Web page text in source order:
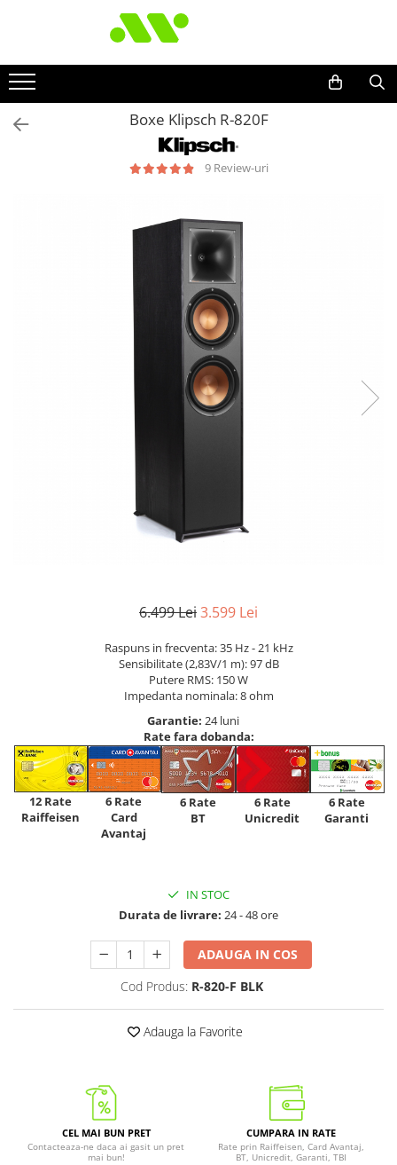
Boxe Klipsch R-820F
9 Review-uri
6.499 Lei3.599 Lei
Raspuns in frecventa: 35 Hz - 21 kHz
Sensibilitate (2,83V/1 m): 97 dB
Putere RMS: 150 W
Impedanta nominala: 8 ohm
Garantie: 24 luni
Rate fara dobanda:
12 Rate
Raiffeisen
6 Rate
Card
Avantaj
6 Rate
BT
6 Rate
Unicredit
6 Rate
Garanti
IN STOC
Durata de livrare: 24 - 48 ore
ADAUGA IN COS
Cod Produs: R-820-F BLK
Adauga la Favorite
CEL MAI BUN PRET
Contacteaza-ne daca ai gasit un pret
mai bun!
CUMPARA IN RATE
Rate prin Raiffeisen, Card Avantaj,
BT, Unicredit, Garanti, TBI